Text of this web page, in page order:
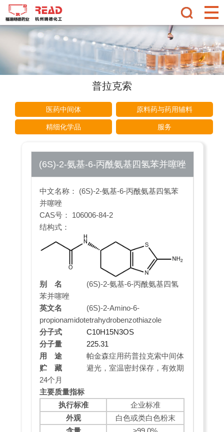
普拉克索
医药中间体 原料药与药用辅料
精细化学品 服务
(6S)-2-氨基-6-丙酰氨基四氢苯并噻唑
中文名称： (6S)-2-氨基-6-丙酰氨基四氢苯
并噻唑
CAS号： 106006-84-2
结构式：
别 名 (6S)-2-氨基-6-丙酰氨基四氢
苯并噻唑
英文名 (6S)-2-Amino-6-
propionamidotetrahydrobenzothiazole
分子式
C10H15N3OS
分子量
225.31
用 途 帕金森症用药普拉克索中间体
贮 藏 避光，室温密封保存，有效期
24个月
主要质量指标
执行标准
企业标准
外观
白色或类白色粉末